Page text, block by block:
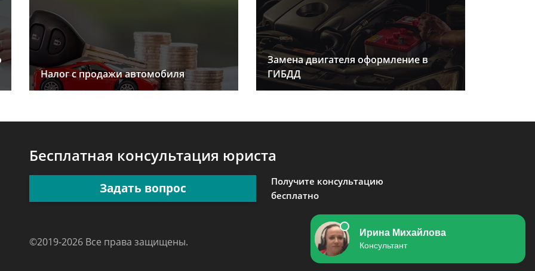
Налог с продажи автомобиля
Замена двигателя оформление в
ГИБДД
Бесплатная консультация юриста
Задать вопрос
Получите консультацию
бесплатно
©2019-2026 Все права защищены.